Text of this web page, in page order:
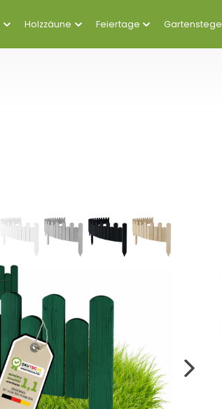
Holzzäune Feiertage Gartenstege